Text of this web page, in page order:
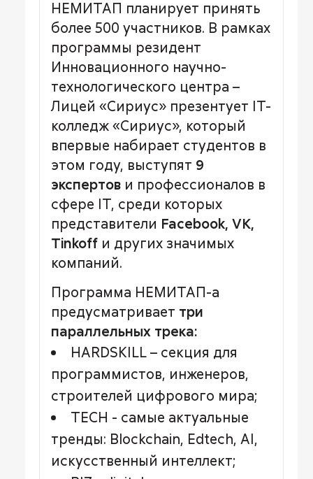
НЕМИТАП планирует принять
более 500 участников. В рамках
программы резидент
Инновационного научно-
технологического центра –
Лицей «Сириус» презентует IT-
колледж «Сириус», который
впервые набирает студентов в
этом году, выступят 9
экспертов и профессионалов в
сфере IT, среди которых
представители Facebook, VK,
Tinkoff и других значимых
компаний.
Программа НЕМИТАП-а
предусматривает три
параллельных трека:
HARDSKILL – секция для
программистов, инженеров,
строителей цифрового мира;
TECH - самые актуальные
тренды: Blockchain, Edtech, AI,
искусственный интеллект;